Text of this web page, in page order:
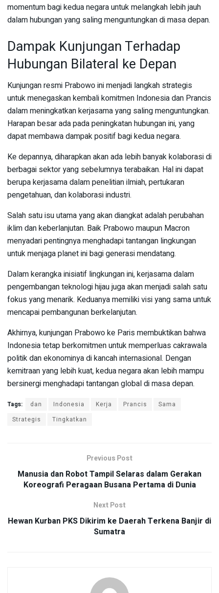
momentum bagi kedua negara untuk melangkah lebih jauh
dalam hubungan yang saling menguntungkan di masa depan.
Dampak Kunjungan Terhadap
Hubungan Bilateral ke Depan
Kunjungan resmi Prabowo ini menjadi langkah strategis
untuk menegaskan kembali komitmen Indonesia dan Prancis
dalam meningkatkan kerjasama yang saling menguntungkan.
Harapan besar ada pada peningkatan hubungan ini, yang
dapat membawa dampak positif bagi kedua negara.
Ke depannya, diharapkan akan ada lebih banyak kolaborasi di
berbagai sektor yang sebelumnya terabaikan. Hal ini dapat
berupa kerjasama dalam penelitian ilmiah, pertukaran
pengetahuan, dan kolaborasi industri.
Salah satu isu utama yang akan diangkat adalah perubahan
iklim dan keberlanjutan. Baik Prabowo maupun Macron
menyadari pentingnya menghadapi tantangan lingkungan
untuk menjaga planet ini bagi generasi mendatang.
Dalam kerangka inisiatif lingkungan ini, kerjasama dalam
pengembangan teknologi hijau juga akan menjadi salah satu
fokus yang menarik. Keduanya memiliki visi yang sama untuk
mencapai pembangunan berkelanjutan.
Akhirnya, kunjungan Prabowo ke Paris membuktikan bahwa
Indonesia tetap berkomitmen untuk memperluas cakrawala
politik dan ekonominya di kancah internasional. Dengan
kemitraan yang lebih kuat, kedua negara akan lebih mampu
bersinergi menghadapi tantangan global di masa depan.
Tags: dan Indonesia Kerja Prancis
Sama
Strategis
Tingkatkan
Previous Post
Manusia dan Robot Tampil Selaras dalam Gerakan
Koreografi Peragaan Busana Pertama di Dunia
Next Post
Hewan Kurban PKS Dikirim ke Daerah Terkena Banjir di
Sumatra